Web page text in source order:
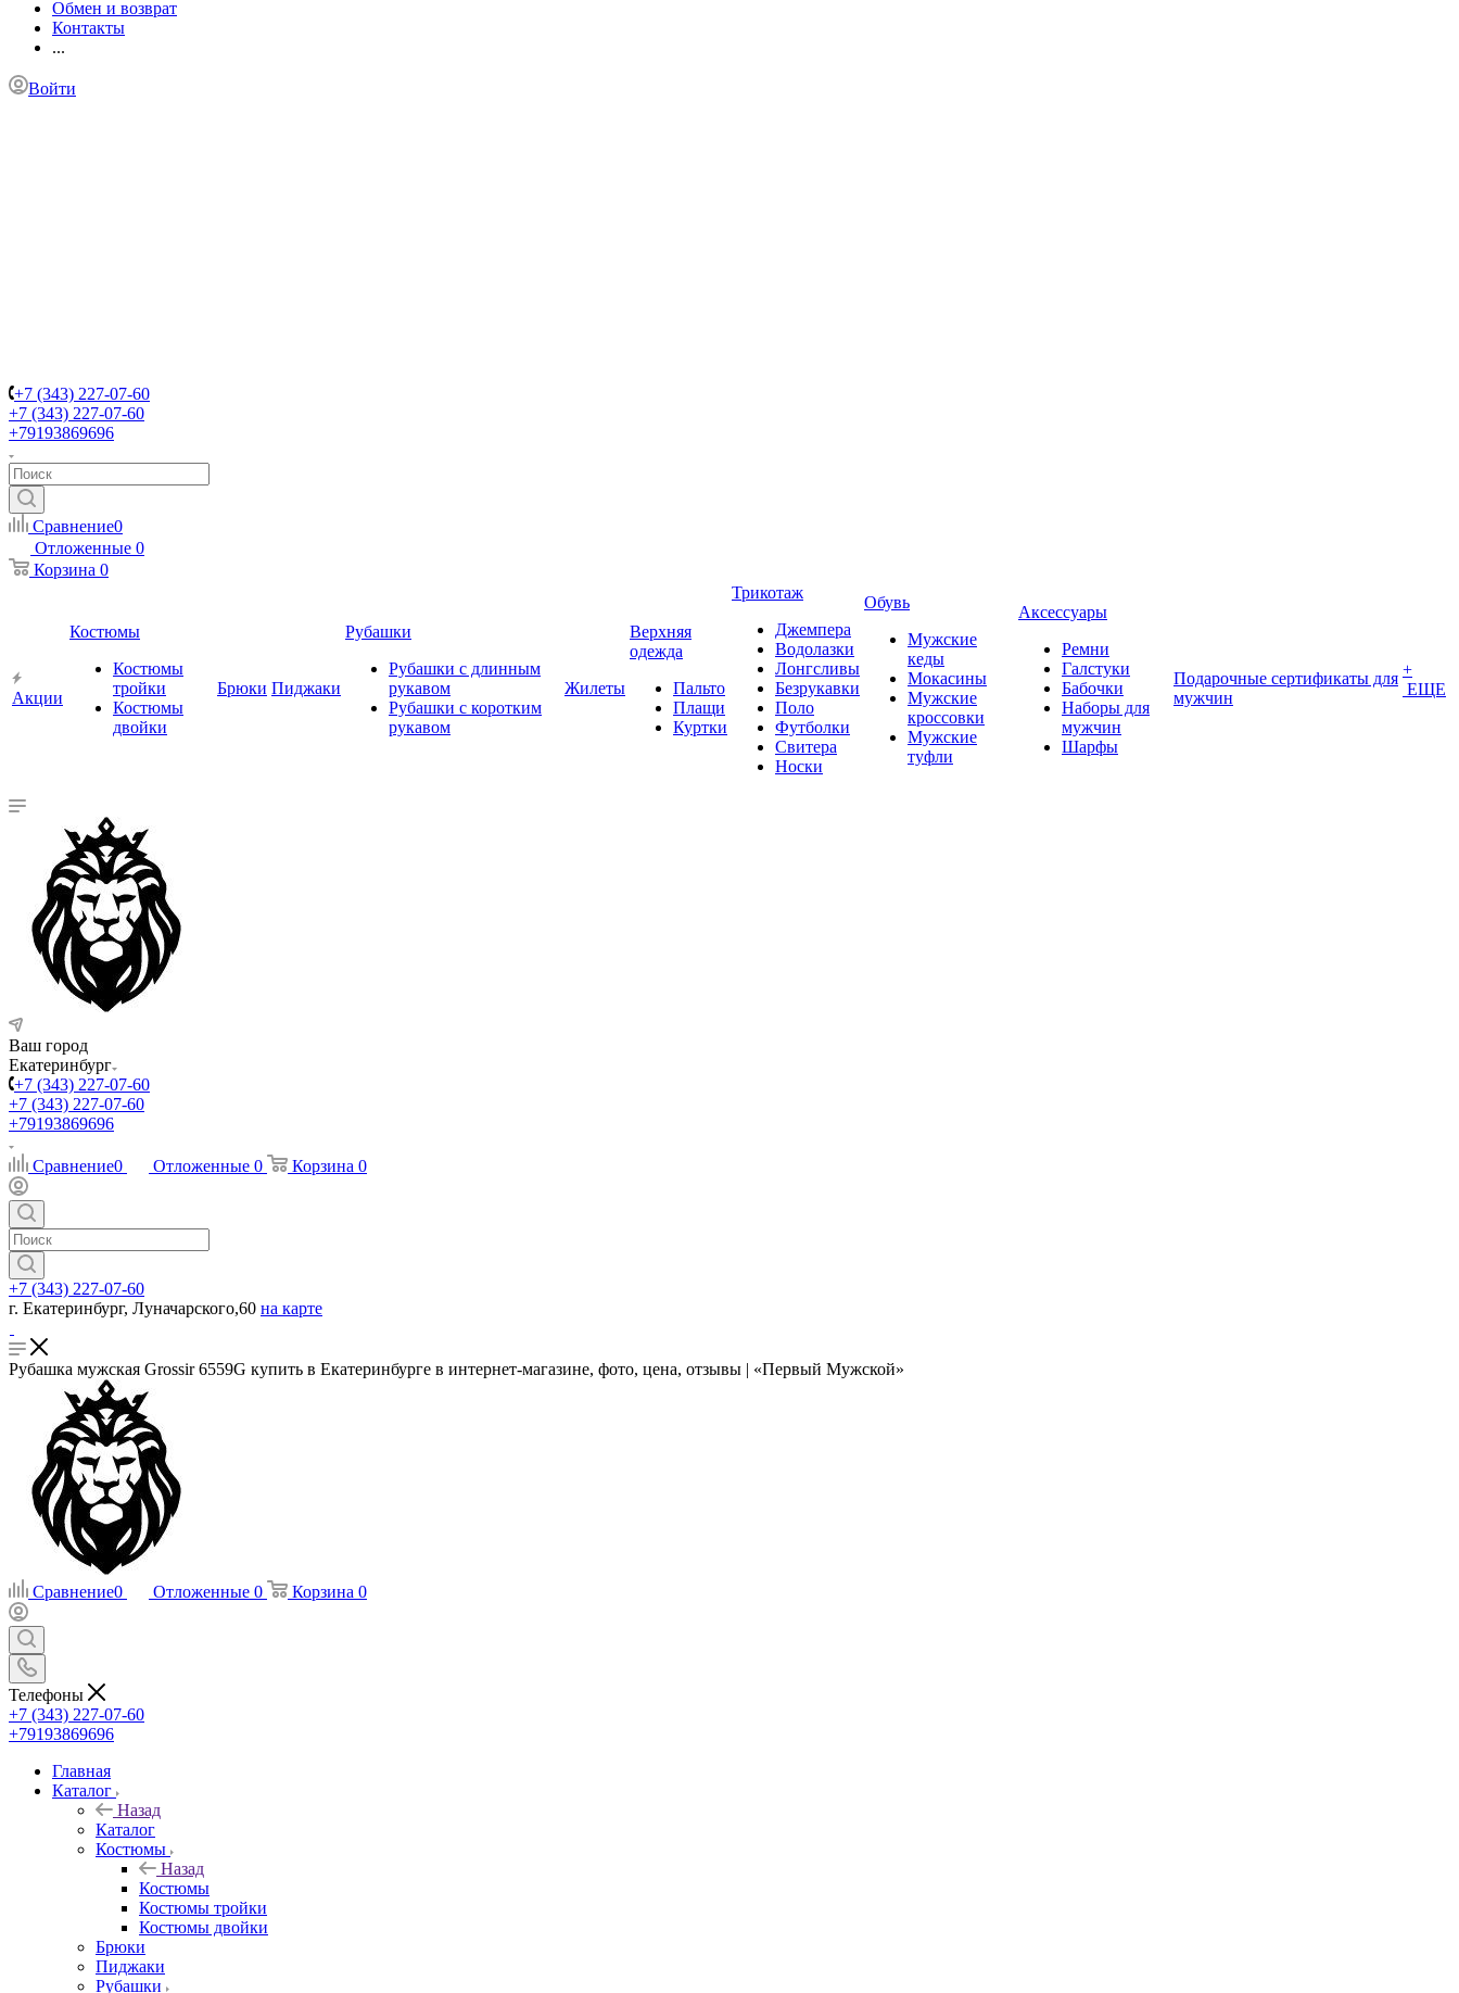
Обмен и возврат
Контакты
...
Войти
+7 (343) 227-07-60
+7 (343) 227-07-60
+79193869696
Сравнение0
Отложенные 0
Корзина 0
Акции
Костюмы
Костюмы
тройки
Костюмы
двойки
Брюки Пиджаки
Рубашки
Рубашки с длинным
рукавом
Рубашки с коротким
рукавом
Жилеты
Верхняя
одежда
Пальто
Плащи
Куртки
Трикотаж
Джемпера
Водолазки
Лонгсливы
Безрукавки
Поло
Футболки
Свитера
Носки
Обувь
Мужские
кеды
Мокасины
Мужские
кроссовки
Мужские
туфли
Аксессуары
Ремни
Галстуки
Бабочки
Наборы для
мужчин
Шарфы
Подарочные сертификаты для
мужчин
+
ЕЩЕ
Ваш город
Екатеринбург
+7 (343) 227-07-60
+7 (343) 227-07-60
+79193869696
Сравнение0 Отложенные 0 Корзина 0
+7 (343) 227-07-60
г. Екатеринбург, Луначарского,60 на карте
Рубашка мужская Grossir 6559G купить в Екатеринбурге в интернет-магазине, фото, цена, отзывы | «Первый Мужской»
Сравнение0 Отложенные 0 Корзина 0
Телефоны
+7 (343) 227-07-60
+79193869696
Главная
Каталог
Назад
Каталог
Костюмы
Назад
Костюмы
Костюмы тройки
Костюмы двойки
Брюки
Пиджаки
Рубашки